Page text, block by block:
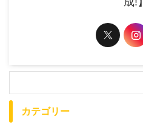
カテゴリー